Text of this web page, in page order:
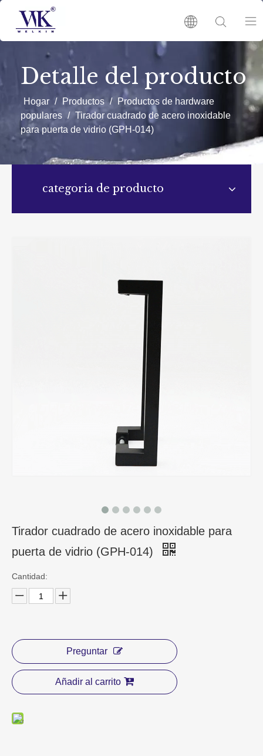
NOTICIAS
Detalle del producto
Hogar / Productos / Productos de hardware
populares / Tirador cuadrado de acero inoxidable
para puerta de vidrio (GPH-014)
categoria de producto
Tirador cuadrado de acero inoxidable para
puerta de vidrio (GPH-014)
Cantidad:
Preguntar
Añadir al carrito